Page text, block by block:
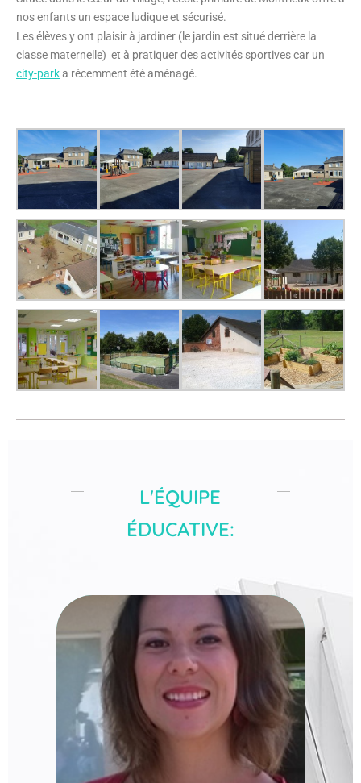
nos enfants un espace ludique et sécurisé.
Les élèves y ont plaisir à jardiner (le jardin est situé derrière la
classe maternelle) et à pratiquer des activités sportives car un
city-parka récemment été aménagé.
L'ÉQUIPE
ÉDUCATIVE:
Laurence Dubroca
Directrice & Institutrice